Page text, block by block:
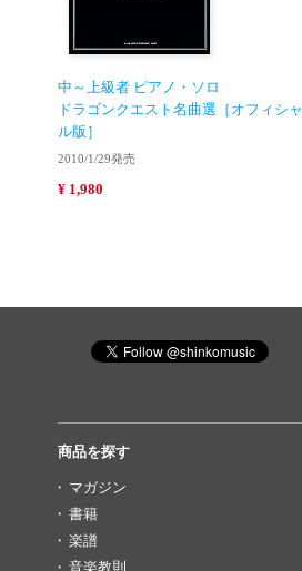
中～上級者 ピアノ・ソロ
ドラゴンクエスト名曲選［オフィシャ
ル版］
2010/1/29発売
¥ 1,980
商品を探す
マガジン
書籍
楽譜
音楽教則